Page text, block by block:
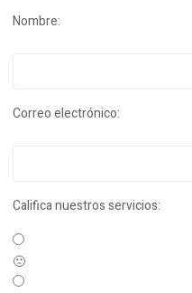
Nombre:
Correo electrónico:
Califica nuestros servicios:
🙁